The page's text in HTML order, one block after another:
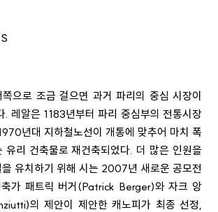
으로 조금 걸으면 과거 파리의 중심 시장이
. 레알은 1183년부터 파리 중심부의 전통시장
년대 지하철노선이 개통에 맞추어 마치 폭
유리 건축물로 재건축되었다. 더 많은 인원을
유치하기 위해 시는 2007년 새로운 공모전
가 패트릭 버거(Patrick Berger)와 자크 앙
의 제안이 제안한 캐노피가 최종 선정,